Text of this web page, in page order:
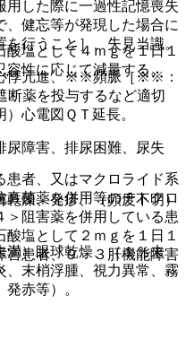
した際に一過性記憶喪失
健忘等が発現した場合に
行うこと］、失見当識。
悸亢進、※※頻脈［※※：
断薬を投与するなど適切
心電図ＱＴ延長。
障害、排尿困難、尿失
燥、発疹、（頻度不明）
）眼球乾燥、（１％未
、末梢浮腫、視力異常、霧
赤等）。
塩として４ｍｇを１日１
容性に応じて減量する。
患者、又はマクロライド系
菌薬を併用等のチトクロ
＞阻害薬を併用している患
塩として２ｍｇを１日１
害患者、９．３肝機能障害